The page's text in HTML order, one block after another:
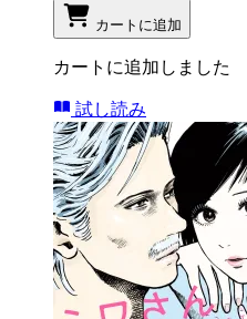
カートに追加
カートに追加しました
試し読み